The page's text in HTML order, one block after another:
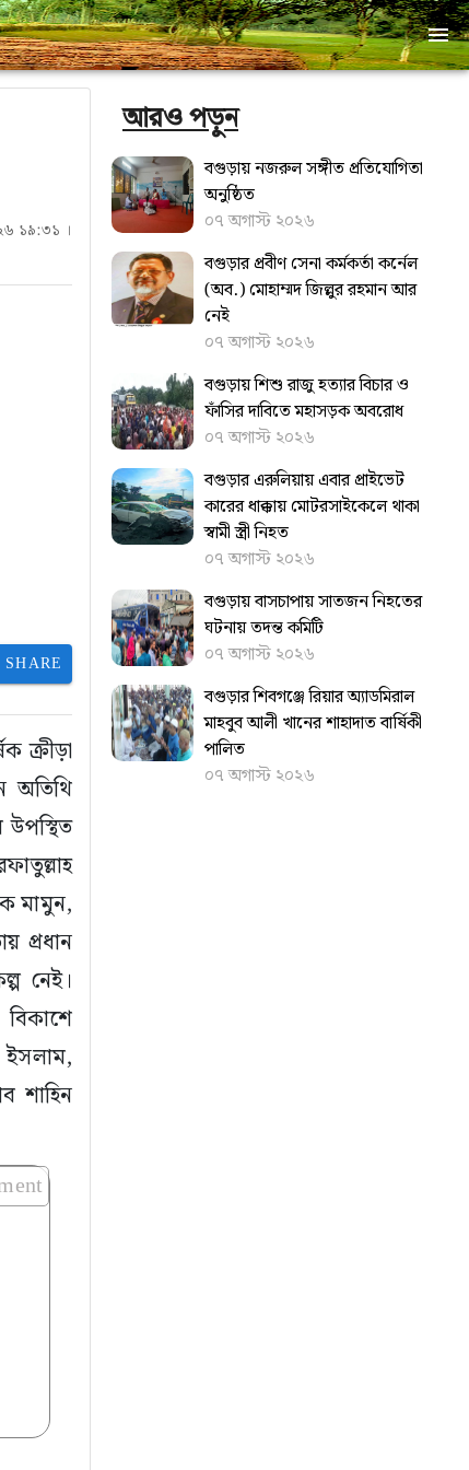
১৯:৩১ ।
SHARE
ক্রীড়া
অতিথি
মামুন,
প্রধান
নেই।
ইসলাম,
শাহিন
আরও পড়ুন
বগুড়ায় নজরুল সঙ্গীত প্রতিযোগিতা
অনুষ্ঠিত
০৭ অগাস্ট ২০২৬
বগুড়ার প্রবীণ সেনা কর্মকর্তা কর্নেল
(অব.) মোহাম্মদ জিল্লুর রহমান আর
নেই
০৭ অগাস্ট ২০২৬
বগুড়ায় শিশু রাজু হত্যার বিচার ও
ফাঁসির দাবিতে মহাসড়ক অবরোধ
০৭ অগাস্ট ২০২৬
বগুড়ার এরুলিয়ায় এবার প্রাইভেট
কারের ধাক্কায় মোটরসাইকেলে থাকা
স্বামী স্ত্রী নিহত
০৭ অগাস্ট ২০২৬
বগুড়ায় বাসচাপায় সাতজন নিহতের
ঘটনায় তদন্ত কমিটি
০৭ অগাস্ট ২০২৬
বগুড়ার শিবগঞ্জে রিয়ার অ্যাডমিরাল
মাহবুব আলী খানের শাহাদাত বার্ষিকী
পালিত
০৭ অগাস্ট ২০২৬